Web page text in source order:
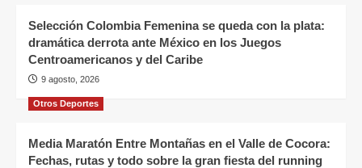
Selección Colombia Femenina se queda con la plata:
dramática derrota ante México en los Juegos
Centroamericanos y del Caribe
9 agosto, 2026
Otros Deportes
Media Maratón Entre Montañas en el Valle de Cocora:
Fechas, rutas y todo sobre la gran fiesta del running